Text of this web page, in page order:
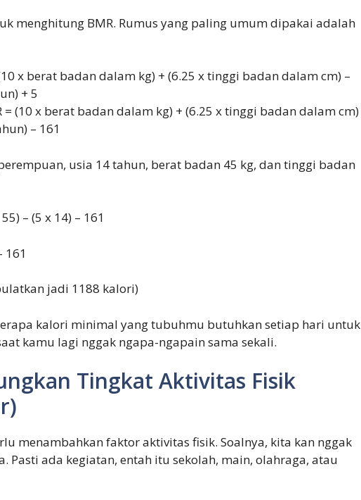
menghitung BMR. Rumus yang paling umum dipakai adalah
x berat badan dalam kg) + (6.25 x tinggi badan dalam cm) –
+ 5
= (10 x berat badan dalam kg) + (6.25 x tinggi badan dalam cm)
– 161
usia 14 tahun, berat badan 45 kg, dan tinggi badan
– (5 x 14) – 161
161
jadi 1188 kalori)
kalori minimal yang tubuhmu butuhkan setiap hari untuk
kamu lagi nggak ngapa-ngapain sama sekali.
Tingkat Aktivitas Fisik
menambahkan faktor aktivitas fisik. Soalnya, kita kan nggak
Pasti ada kegiatan, entah itu sekolah, main, olahraga, atau